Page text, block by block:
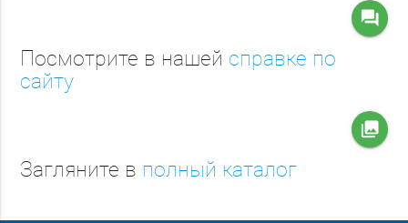
question_answer
Посмотрите в нашей справке по
сайту
collections
Загляните в полный каталог